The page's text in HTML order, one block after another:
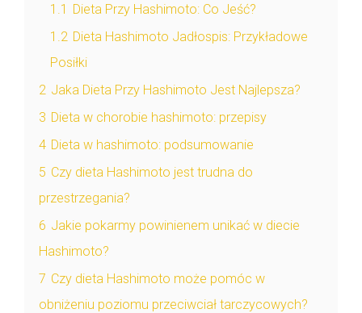
1.1 Dieta Przy Hashimoto: Co Jeść?
1.2 Dieta Hashimoto Jadłospis: Przykładowe
Posiłki
2 Jaka Dieta Przy Hashimoto Jest Najlepsza?
3 Dieta w chorobie hashimoto: przepisy
4 Dieta w hashimoto: podsumowanie
5 Czy dieta Hashimoto jest trudna do
przestrzegania?
6 Jakie pokarmy powinienem unikać w diecie
Hashimoto?
7 Czy dieta Hashimoto może pomóc w
obniżeniu poziomu przeciwciał tarczycowych?